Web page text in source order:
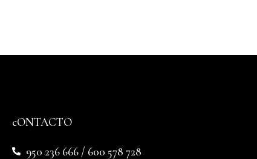
cONTACTO
950 236 666 / 600 578 728